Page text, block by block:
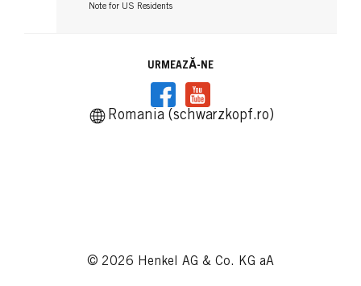
Note for US Residents
URMEAZĂ-NE
Romania (schwarzkopf.ro)
© 2026 Henkel AG & Co. KG aA